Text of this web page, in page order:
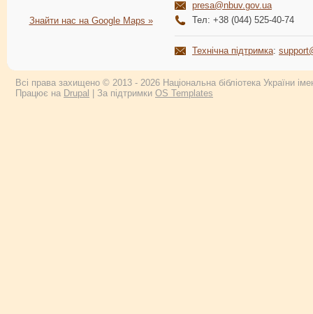
Знайти нас на Google Maps »
presa@nbuv.gov.ua
Тел: +38 (044) 525-40-74
Технічна підтримка:
Всі права захищено © 2013 - 2026 Національна бібліотека України
Працює на Drupal | За підтримки OS Templates